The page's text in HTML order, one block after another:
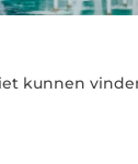
kunnen